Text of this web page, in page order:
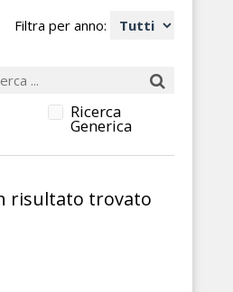
Filtra per anno:
Ricerca
Generica
risultato trovato